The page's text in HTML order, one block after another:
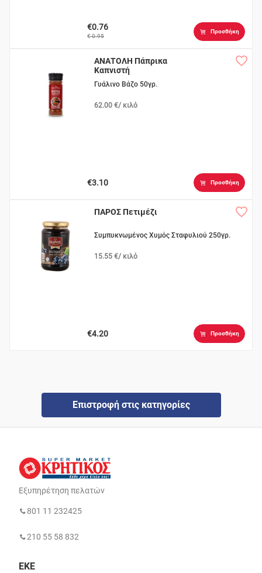
€0.76
€ 0.95
Προσθήκη
ΑΝΑΤΟΛΗ Πάπρικα
Καπνιστή
Γυάλινο Βάζο 50γρ.
62.00 €/ κιλό
€3.10 Προσθήκη
ΠΑΡΟΣ Πετιμέζι
Συμπυκνωμένος Χυμός Σταφυλιού 250γρ.
15.55 €/ κιλό
€4.20 Προσθήκη
Επιστροφή στις κατηγορίες
Εξυπηρέτηση πελατών
801 11 232425
210 55 58 832
ΕΚΕ